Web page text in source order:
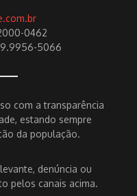
0462
5066
com a transparência
estando sempre
da população.
denúncia ou
pelos canais acima.